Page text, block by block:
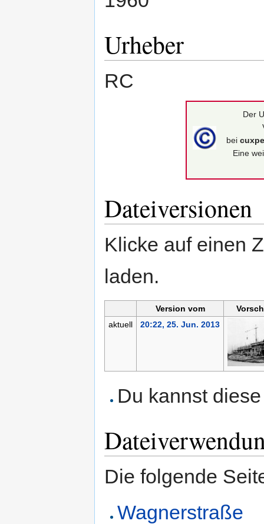
Urheber
RC
Der
bei
Eine
Dateiversionen
Klicke auf einen
laden.
Version vom
aktuell
20:22, 25. Jun. 2013
Du kannst
Die folgende
Wagnerstraße